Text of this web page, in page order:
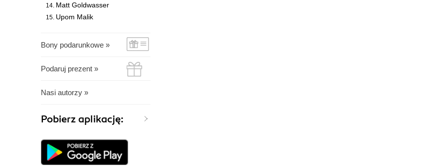
Matt Goldwasser
Upom Malik
Bony podarunkowe »
Podaruj prezent »
Nasi autorzy »
Pobierz aplikację: